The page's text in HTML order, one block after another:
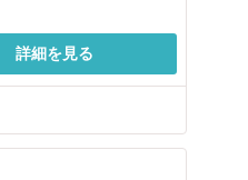
詳細を見る